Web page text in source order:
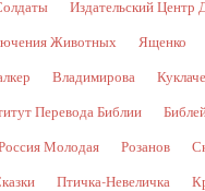
Издательский Центр
Животных Ященко
Владимирова
Перевода Библии
Молодая Розанов
Птичка-Невеличка